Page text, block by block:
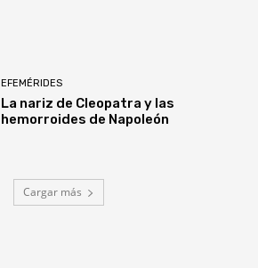
EFEMÉRIDES
La nariz de Cleopatra y las
hemorroides de Napoleón
Cargar más